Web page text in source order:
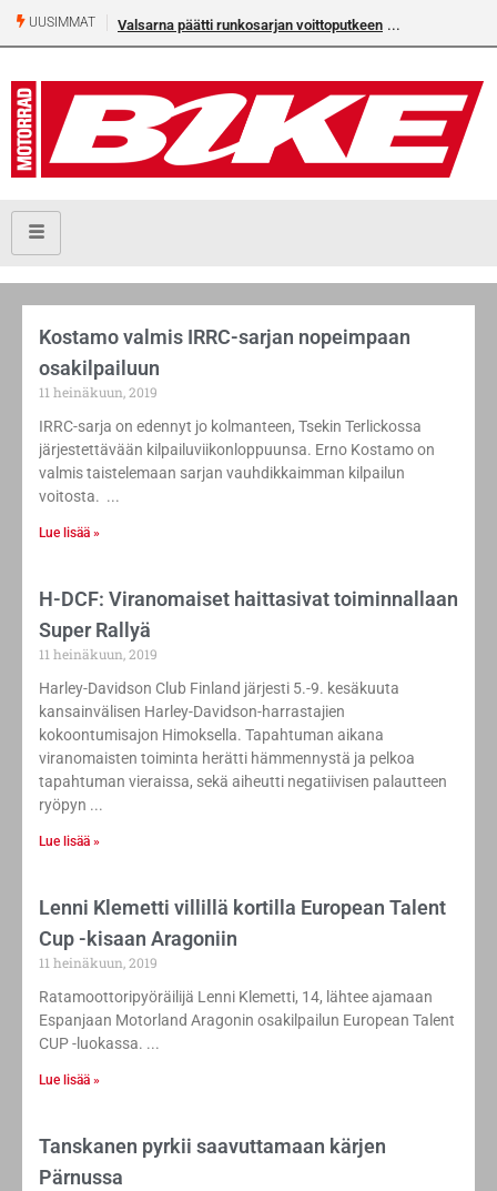
UUSIMMAT Valsarna päätti runkosarjan voittoputkeen
Kostamo valmis IRRC-sarjan nopeimpaan
osakilpailuun
11 heinäkuun, 2019
IRRC-sarja on edennyt jo kolmanteen, Tsekin Terlickossa
järjestettävään kilpailuviikonloppuunsa. Erno Kostamo on
valmis taistelemaan sarjan vauhdikkaimman kilpailun
voitosta.
Lue lisää »
H-DCF: Viranomaiset haittasivat toiminnallaan
Super Rallyä
11 heinäkuun, 2019
Harley-Davidson Club Finland järjesti 5.-9. kesäkuuta
kansainvälisen Harley-Davidson-harrastajien
kokoontumisajon Himoksella. Tapahtuman aikana
viranomaisten toiminta herätti hämmennystä ja pelkoa
tapahtuman vieraissa, sekä aiheutti negatiivisen palautteen
ryöpyn
Lue lisää »
Lenni Klemetti villillä kortilla European Talent
Cup -kisaan Aragoniin
11 heinäkuun, 2019
Ratamoottoripyöräilijä Lenni Klemetti, 14, lähtee ajamaan
Espanjaan Motorland Aragonin osakilpailun European Talent
CUP -luokassa.
Lue lisää »
Tanskanen pyrkii saavuttamaan kärjen
Pärnussa